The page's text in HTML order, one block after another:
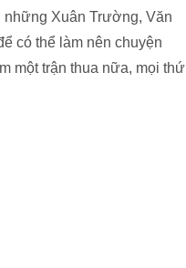
Xuân Trường, Văn
có thể làm nên chuyện
một trận thua nữa, mọi thứ